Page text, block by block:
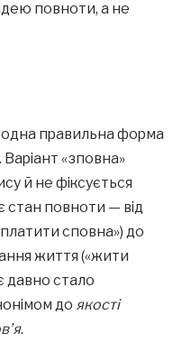
повноти, а не
одна правильна форма
. Варіант «зповна»
й не фіксується
стан повноти — від
сповна») до
життя («жити
давно стало
до якості
.